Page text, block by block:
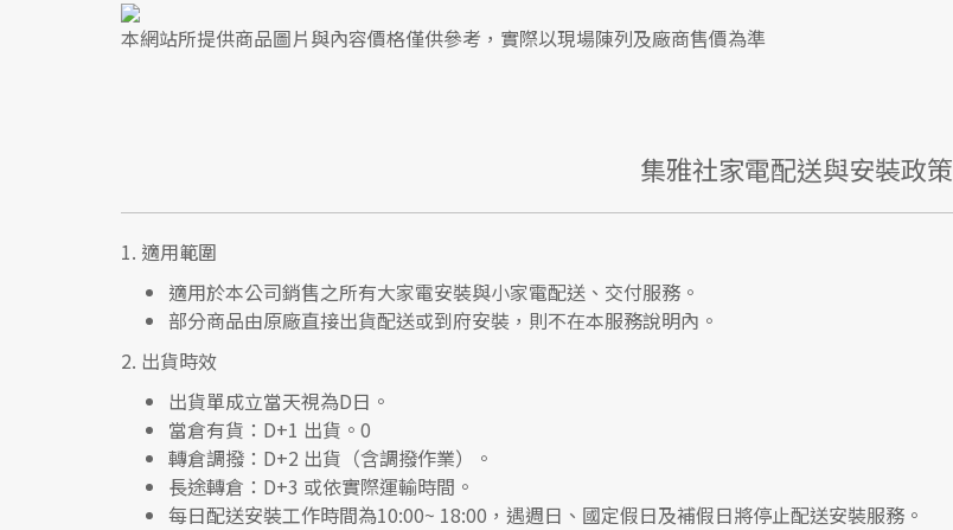
本網站所提供商品圖片與內容價格僅供參考，實際以現場陳列及廠商售價為準
集雅社家電配送與安裝政策
1. 適用範圍
適用於本公司銷售之所有大家電安裝與小家電配送、交付服務。
部分商品由原廠直接出貨配送或到府安裝，則不在本服務說明內。
2. 出貨時效
出貨單成立當天視為D日。
當倉有貨： D+1 出貨。0
轉倉調撥： D+2 出貨（含調撥作業）。
長途轉倉： D+3 或依實際運輸時間。
每日配送安裝工作時間為10:00~ 18:00，遇週日、國定假日及補假日將停止配送安裝服務。